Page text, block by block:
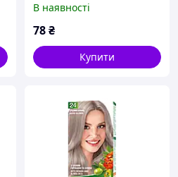
В наявності
78₴
Купити